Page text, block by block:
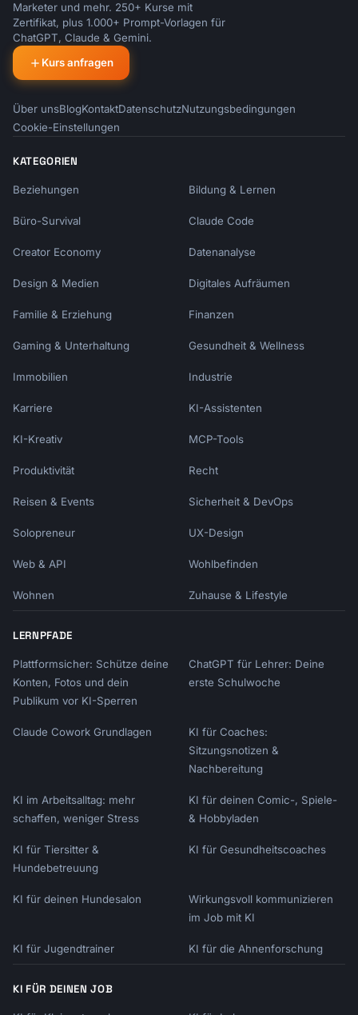
Marketer und mehr. 250+ Kurse mit
Zertifikat, plus 1.000+ Prompt-Vorlagen für
ChatGPT, Claude & Gemini.
Kurs anfragen
Über unsBlogKontaktDatenschutzNutzungsbedingungen
Cookie-Einstellungen
KATEGORIEN
Beziehungen Bildung & Lernen
Büro-Survival Claude Code
Creator Economy Datenanalyse
Design & Medien Digitales Aufräumen
Familie & Erziehung Finanzen
Gaming & Unterhaltung Gesundheit & Wellness
Immobilien Industrie
Karriere KI-Assistenten
KI-Kreativ MCP-Tools
Produktivität Recht
Reisen & Events Sicherheit & DevOps
Solopreneur UX-Design
Web & API Wohlbefinden
Wohnen Zuhause & Lifestyle
LERNPFADE
Plattformsicher: Schütze deine
Konten, Fotos und dein
Publikum vor KI-Sperren
ChatGPT für Lehrer: Deine
erste Schulwoche
Claude Cowork Grundlagen
KI für Coaches:
Sitzungsnotizen &
Nachbereitung
KI im Arbeitsalltag: mehr
schaffen, weniger Stress
KI für deinen Comic-, Spiele-
& Hobbyladen
KI für Tiersitter &
Hundebetreuung
KI für Gesundheitscoaches
KI für deinen Hundesalon
Wirkungsvoll kommunizieren
im Job mit KI
KI für Jugendtrainer KI für die Ahnenforschung
KI FÜR DEINEN JOB